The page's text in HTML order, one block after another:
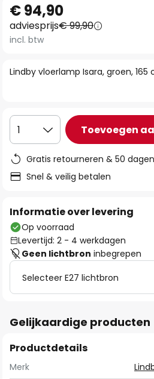
naar
het
begin
de
Lindby vloerlamp Isara, groen,
€ 94,90
adviesprijs€ 99,90
incl. btw
1 Toevoegen
Gratis retourneren & 50
Snel & veilig betalen
Informatie over levering
Op voorraad
Levertijd: 2 - 4 werkdagen
Geen lichtbron inbegrepen
Selecteer E27 lichtbron
Gelijkaardige producten
Productdetails
Merk